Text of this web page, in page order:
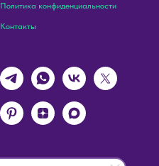
Политика конфиденциальности
Контакты